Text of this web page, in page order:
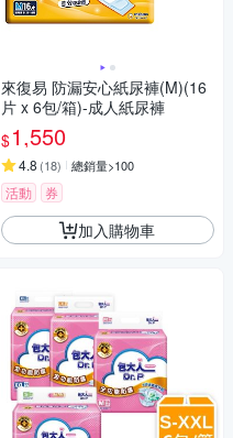
來復易 防漏安心紙尿褲(M)(16
片 x 6包/箱)-成人紙尿褲
$1,550
4.8 (18) 總銷量>100
活動 券
加入購物車